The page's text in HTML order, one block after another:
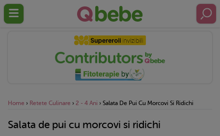
Home › Retete Culinare › 2 - 4 Ani › Salata De Pui Cu Morcovi Si Ridichi
Salata de pui cu morcovi si ridichi